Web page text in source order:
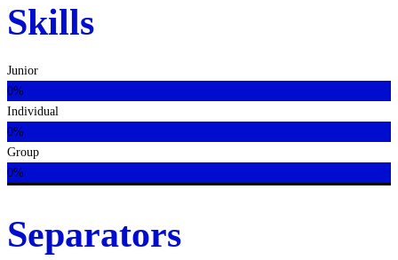
Skills
Junior
0%
Individual
0%
Group
0%
Separators